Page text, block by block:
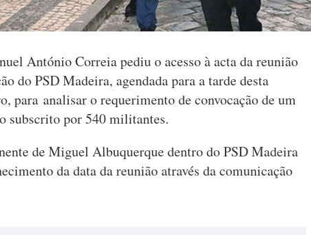
António Correia pediu o acesso à acta da reunião
do PSD Madeira, agendada para a tarde desta
para analisar o requerimento de convocação de um
subscrito por 540 militantes.
de Miguel Albuquerque dentro do PSD Madeira
da data da reunião através da comunicação